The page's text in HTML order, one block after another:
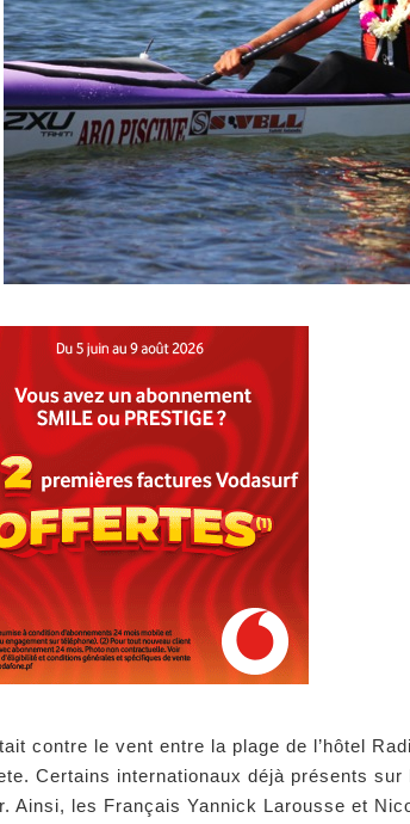
contre le vent entre la plage de l’hôtel
Certains internationaux déjà présents
Ainsi, les Français Yannick Larousse et